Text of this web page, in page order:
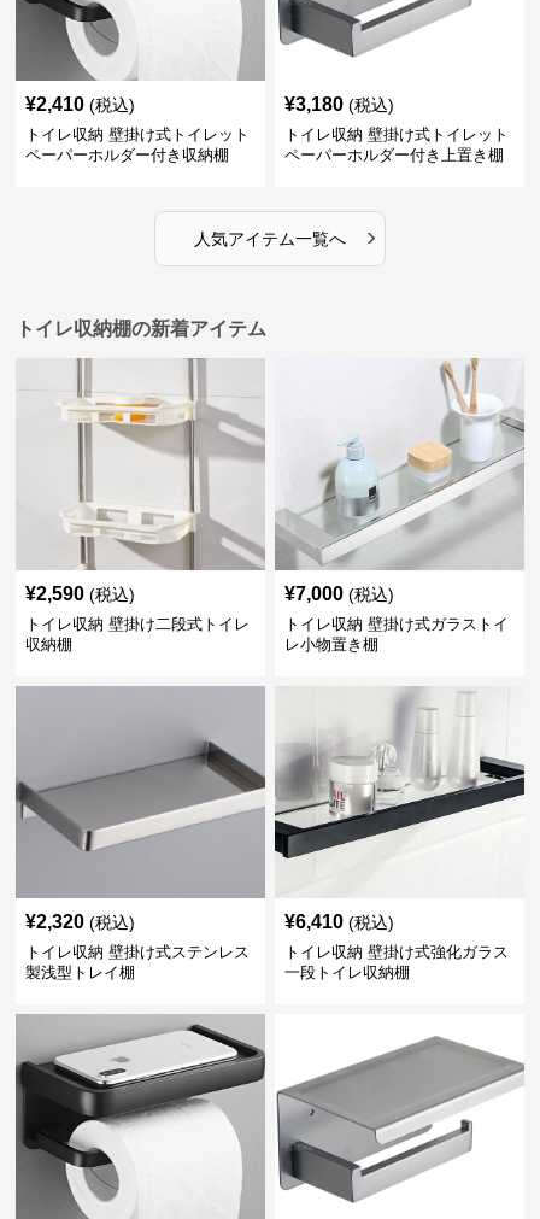
¥2,410 (税込)
トイレ収納 壁掛け式トイレット
ペーパーホルダー付き収納棚
¥3,180 (税込)
トイレ収納 壁掛け式トイレット
ペーパーホルダー付き上置き棚
人気アイテム一覧へ ›
トイレ収納棚の新着アイテム
¥2,590 (税込)
トイレ収納 壁掛け二段式トイレ
収納棚
¥7,000 (税込)
トイレ収納 壁掛け式ガラストイ
レ小物置き棚
¥2,320 (税込)
トイレ収納 壁掛け式ステンレス
製浅型トレイ棚
¥6,410 (税込)
トイレ収納 壁掛け式強化ガラス
一段トイレ収納棚